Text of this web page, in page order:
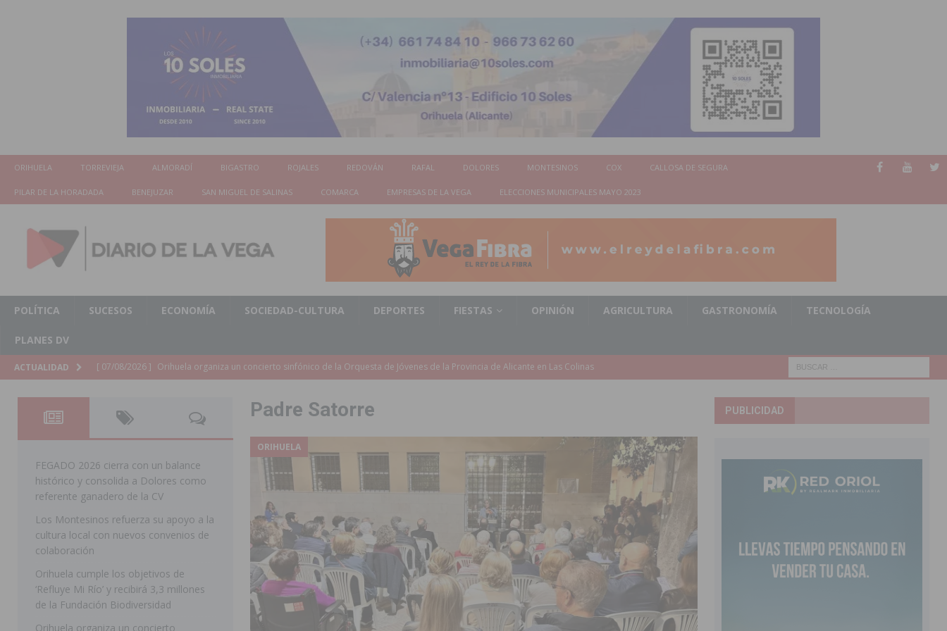
ORIHUELA TORREVIEJA ALMORADÍ BIGASTRO ROJALES REDOVÁN RAFAL DOLORES MONTESINOS COX CALLOSA DE SEGURA
PILAR DE LA HORADADA BENEJUZAR SAN MIGUEL DE SALINAS COMARCA EMPRESAS DE LA VEGA ELECCIONES MUNICIPALES MAYO 2023
POLÍTICA SUCESOS ECONOMÍA SOCIEDAD-CULTURA DEPORTES FIESTAS OPINIÓN AGRICULTURA GASTRONOMÍA TECNOLOGÍA
PLANES DV
ACTUALIDAD [ 07/08/2026 ] El Ayuntamiento de Almoradí mejora la accesibilidad de las aceras del entorno del CEIP Pascual Andreu
[ 07/08/2026 ]
Educación destina 1,2 millones adicionales al CEIP nº 2 de Catral dentro del Plan Edificant
[ 07/08/2026 ] La Policía Nacional desarticula un grupo criminal especializado en el robo de vehículos de alta gama mediante la
clonación de llaves electrónicas
ORIHUELA
[ 07/08/2026 ] Torrevieja impulsa el empleo con la contratación de 55 personas desempleadas a través de seis programas
[ 07/08/2026 ] Raiguero de Bonanza alerta del riesgo de incendios e inundaciones por el estado de sus barrancos
[ 07/08/2026 ]
La Generalitat impulsa el desdoblamiento de la CV-95, clave para Torrevieja
TORREVIEJA
[ 07/08/2026 ] Benferri ya se prepara para dar comienzo a sus Fiestas 2026
COMARCA
Padre Satorre
ORIHUELA
FEGADO 2026 cierra con un balance
histórico y consolida a Dolores como
referente ganadero de la CV
Los Montesinos refuerza su apoyo a la
cultura local con nuevos convenios de
colaboración
Orihuela cumple los objetivos de
‘Refluye Mi Río’ y recibirá 3,3 millones
de la Fundación Biodiversidad
Orihuela organiza un concierto
PUBLICIDAD